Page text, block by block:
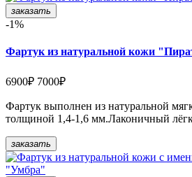
заказать
-1%
Фартук из натуральной кожи
6900₽ 7000₽
Фартук выполнен из натуральной
толщиной 1,4-1,6 мм.Лаконичный
заказать